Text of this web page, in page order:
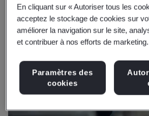
En cliquant sur « Autoriser tous les
acceptez le stockage de cookies sur
améliorer la navigation sur le site,
et contribuer à nos efforts de marketing.
Paramètres des
cookies